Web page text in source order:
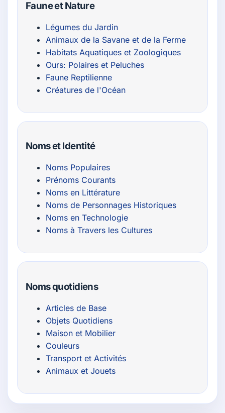
Faune et Nature
Légumes du Jardin
Animaux de la Savane et de la Ferme
Habitats Aquatiques et Zoologiques
Ours: Polaires et Peluches
Faune Reptilienne
Créatures de l'Océan
Noms et Identité
Noms Populaires
Prénoms Courants
Noms en Littérature
Noms de Personnages Historiques
Noms en Technologie
Noms à Travers les Cultures
Noms quotidiens
Articles de Base
Objets Quotidiens
Maison et Mobilier
Couleurs
Transport et Activités
Animaux et Jouets